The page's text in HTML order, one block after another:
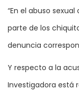
“En el abuso
parte de los
denuncia
Y respecto a la
Investigadora está